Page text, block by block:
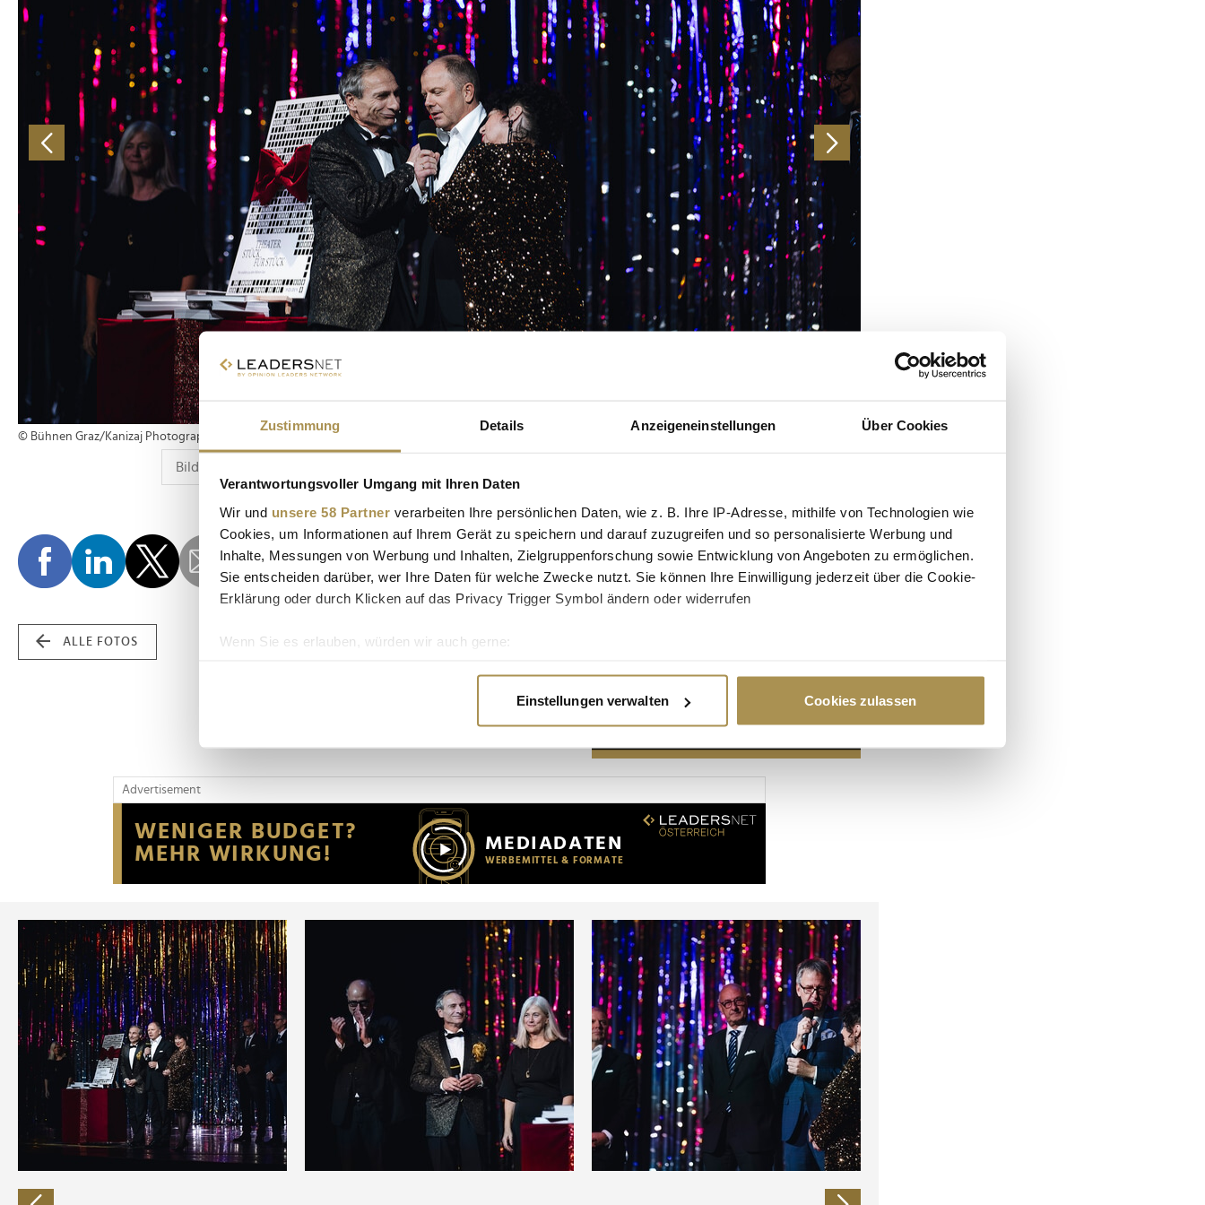
Zustimmung Details Anzeigeneinstellungen Über Cookies
Verantwortungsvoller Umgang mit Ihren Daten
Wir und unsere 58 Partner verarbeiten Ihre persönlichen Daten, wie z. B. Ihre IP-Adresse, mithilfe von Technologien wie
Cookies, um Informationen auf Ihrem Gerät zu speichern und darauf zuzugreifen und so personalisierte Werbung und
Inhalte, Messungen von Werbung und Inhalten, Zielgruppenforschung sowie Entwicklung von Angeboten zu ermöglichen.
Sie entscheiden darüber, wer Ihre Daten für welche Zwecke nutzt. Sie können Ihre Einwilligung jederzeit über die Cookie-
Erklärung oder durch Klicken auf das Privacy Trigger Symbol ändern oder widerrufen
Wenn Sie es erlauben, würden wir auch gerne:
Erfahren Sie mehr darüber, wie Ihre persönlichen Daten verarbeitet werden, und legen Sie Ihre Präferenzen im
Wir verwenden Cookies, um Inhalte und Anzeigen zu personalisieren, Funktionen für soziale Medien anbieten zu können
Website an unsere Partner für soziale Medien, Werbung und Analysen weiter. Unsere Partner führen diese Informationen
möglicherweise mit weiteren Daten zusammen, die Sie ihnen bereitgestellt haben oder die sie im Rahmen Ihrer Nutzung
der Dienste gesammelt haben.
Einstellungen verwalten Cookies zulassen
© Bühnen Graz/Kanizaj Photography
ALLE FOTOS
Advertisement
Advertisement